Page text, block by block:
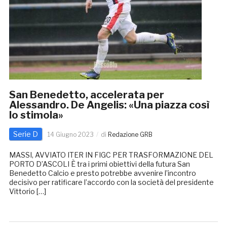
San Benedetto, accelerata per
Alessandro. De Angelis: «Una piazza così
lo stimola»
Serie D 14 Giugno 2023 di Redazione GRB
MASSI, AVVIATO ITER IN FIGC PER TRASFORMAZIONE DEL
PORTO D’ASCOLI È tra i primi obiettivi della futura San
Benedetto Calcio e presto potrebbe avvenire l’incontro
decisivo per ratificare l’accordo con la società del presidente
Vittorio […]